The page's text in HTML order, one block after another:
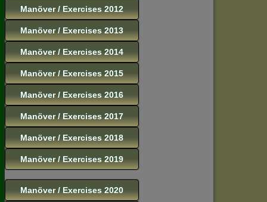
Manöver / Exercises 2012
Manöver / Exercises 2013
Manöver / Exercises 2014
Manöver / Exercises 2015
Manöver / Exercises 2016
Manöver / Exercises 2017
Manöver / Exercises 2018
Manöver / Exercises 2019
Manöver / Exercises 2020